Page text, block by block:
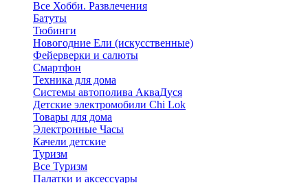
Все Хобби. Развлечения
Батуты
Тюбинги
Новогодние Ели (искусственные)
Фейерверки и салюты
Смартфон
Техника для дома
Системы автополива АкваДуся
Детские электромобили Chi Lok
Товары для дома
Электронные Часы
Качели детские
Туризм
Все Туризм
Палатки и аксессуары